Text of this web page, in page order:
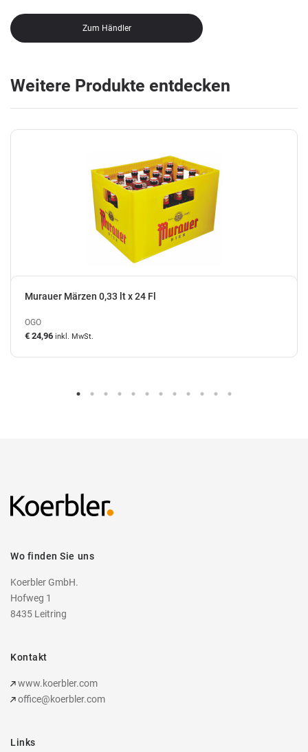
Zum Händler
Weitere Produkte entdecken
Murauer Märzen 0,33 lt x 24 Fl
OGO
€ 24,96 inkl. MwSt.
Wo finden Sie uns
Koerbler GmbH.
Hofweg 1
8435 Leitring
Kontakt
www.koerbler.com
office@koerbler.com
Links